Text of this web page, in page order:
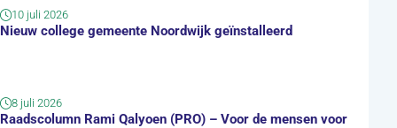
Nieuw college gemeente Noordwijk geïnstalleerd
10 juli 2026
Raadscolumn Rami Qalyoen (PRO) – Voor de mensen voor
8 juli 2026